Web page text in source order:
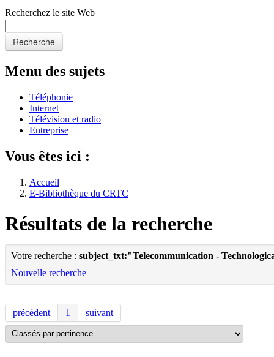
Recherchez le site Web
Recherche
Menu des sujets
Téléphonie
Internet
Télévision et radio
Entreprise
Vous êtes ici :
Accueil
E-Bibliothèque du CRTC
Résultats de la recherche
Votre recherche : subject_txt:"Telecommunication -
Nouvelle recherche
précédent 1 suivant